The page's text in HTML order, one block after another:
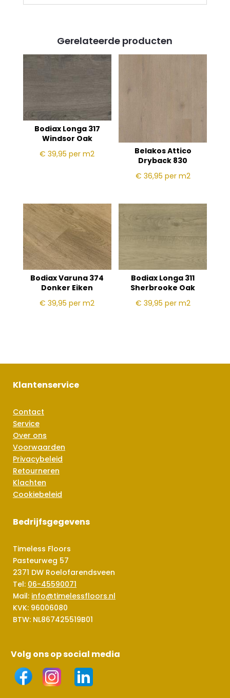
Gerelateerde producten
Bodiax Longa 317
Windsor Oak
€ 39,95per m2
Belakos Attico
Dryback 830
€ 36,95 per m2
Bodiax Varuna 374
Donker Eiken
€ 39,95per m2
Bodiax Longa 311
Sherbrooke Oak
€ 39,95 per m2
Klantenservice
Contact
Service
Over ons
Voorwaarden
Privacybeleid
Retourneren
Klachten
Cookiebeleid
Bedrijfsgegevens
Timeless Floors
Pasteurweg 57
2371 DW Roelofarendsveen
Tel: 06-45590071
Mail: info@timelessfloors.nl
KVK: 96006080
BTW: NL867425519B01
Volg ons op social media